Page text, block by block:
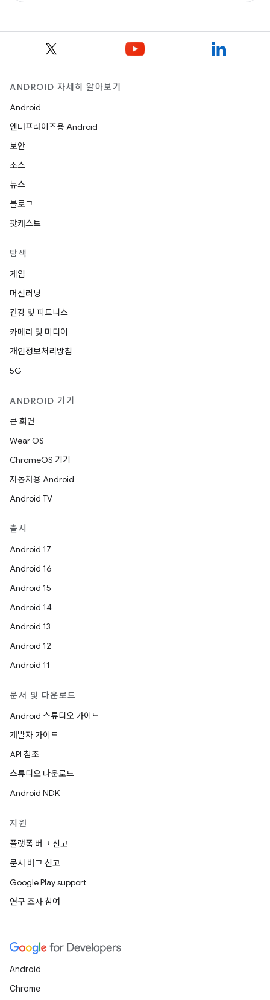
ANDROID 자세히 알아보기
Android
엔터프라이즈용 Android
보안
소스
뉴스
블로그
팟캐스트
탐색
게임
머신러닝
건강 및 피트니스
카메라 및 미디어
개인정보처리방침
5G
ANDROID 기기
큰 화면
Wear OS
ChromeOS 기기
자동차용 Android
Android TV
출시
Android 17
Android 16
Android 15
Android 14
Android 13
Android 12
Android 11
문서 및 다운로드
Android 스튜디오 가이드
개발자 가이드
API 참조
스튜디오 다운로드
Android NDK
지원
플랫폼 버그 신고
문서 버그 신고
Google Play support
연구 조사 참여
Android
Chrome